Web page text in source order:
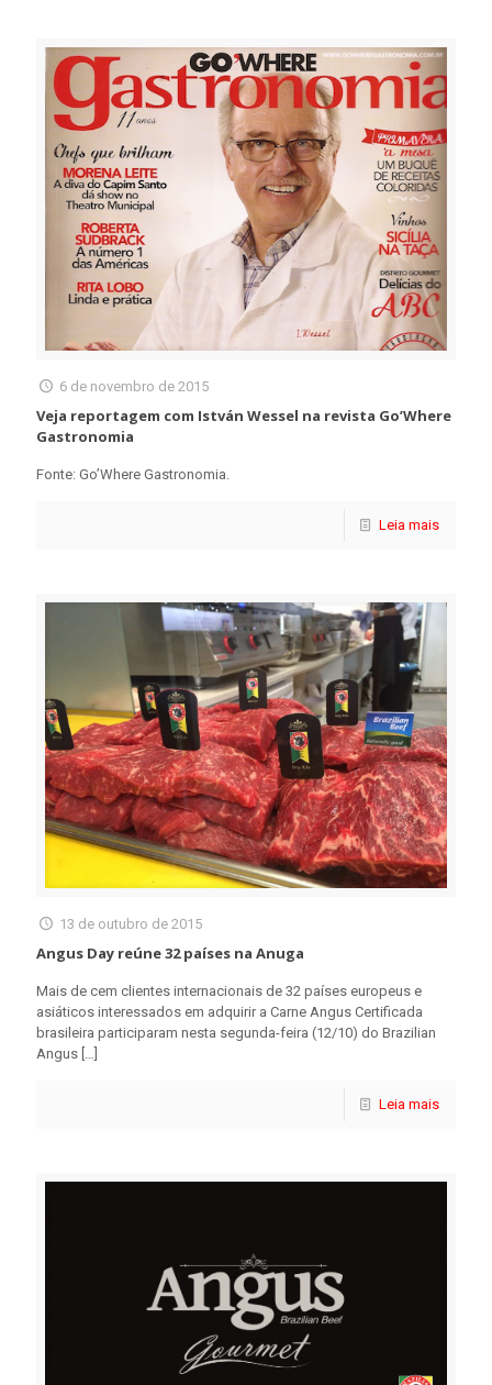
6 de novembro de 2015
Veja reportagem com István Wessel na revista Go’Where
Gastronomia
Fonte: Go’Where Gastronomia.
Leia mais
13 de outubro de 2015
Angus Day reúne 32 países na Anuga
Mais de cem clientes internacionais de 32 países europeus e
asiáticos interessados em adquirir a Carne Angus Certificada
brasileira participaram nesta segunda-feira (12/10) do Brazilian
Angus
Leia mais